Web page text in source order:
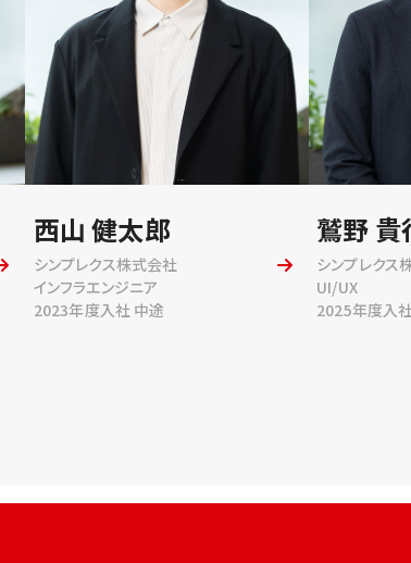
西山 健太郎
シンプレクス株式会社
インフラエンジニア
2023年度入社 中途
鷲野 貴
シンプレクス
UI/UX
2025年度入